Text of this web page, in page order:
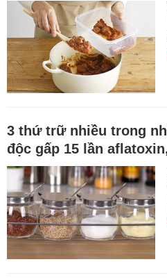
3 thứ trữ nhiều trong
độc gấp 15 lần